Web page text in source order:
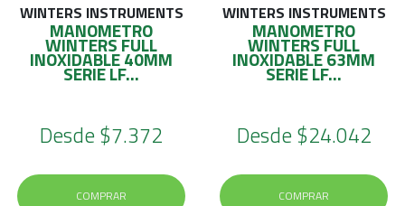
WINTERS INSTRUMENTS
MANOMETRO
WINTERS FULL
INOXIDABLE 40MM
SERIE LF...
Desde$7.372
COMPRAR
WINTERS INSTRUMENTS
MANOMETRO
WINTERS FULL
INOXIDABLE 63MM
SERIE LF...
Desde$24.042
COMPRAR